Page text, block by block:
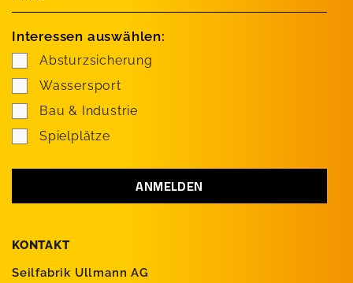
KONTAKT
Seilfabrik Ullmann AG
Interessen auswählen:
Absturzsicherung
Wassersport
Bau & Industrie
Spielplätze